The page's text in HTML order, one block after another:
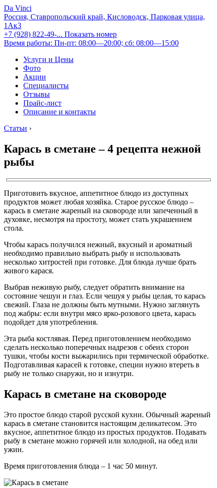
Da Vinci
Россия, Ставропольский край, Кисловодск, Парковая улица,
1Ак3
+7 (928) 822-49-... Показать номер
Время работы: Пн-пт: 08:00—20:00; сб: 08:00—15:00
Услуги и Цены
Фото
Акции
Специалисты
Отзывы
Прайс-лист
Описание и контакты
Статьи ›
Карась в сметане – 4 рецепта нежной
рыбы
Приготовить вкусное, аппетитное блюдо из доступных
продуктов может любая хозяйка. Старое русское блюдо –
карась в сметане жареный на сковороде или запеченный в
духовке, несмотря на простоту, может стать украшением
стола.
Чтобы карась получился нежный, вкусный и ароматный
необходимо правильно выбрать рыбу и использовать
несколько хитростей при готовке. Для блюда лучше брать
живого карася.
Выбрав неживую рыбу, следует обратить внимание на
состояние чешуи и глаз. Если чешуя у рыбы целая, то карась
свежий. Глаза не должны быть мутными. Нужно заглянуть
под жабры: если внутри мясо ярко-розового цвета, карась
подойдет для употребления.
Эта рыба костлявая. Перед приготовлением необходимо
сделать несколько поперечных надрезов с обеих сторон
тушки, чтобы кости выжарились при термической обработке.
Подготавливая карасей к готовке, специи нужно втереть в
рыбу не только снаружи, но и изнутри.
Карась в сметане на сковороде
Это простое блюдо старой русской кухни. Обычный жареный
карась в сметане становится настоящим деликатесом. Это
вкусное, аппетитное блюдо из простых продуктов. Подавать
рыбу в сметане можно горячей или холодной, на обед или
ужин.
Время приготовления блюда – 1 час 50 минут.